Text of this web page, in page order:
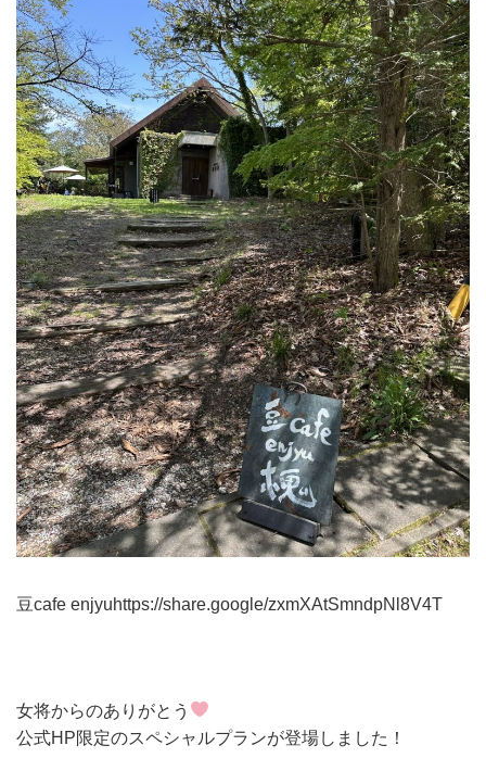
豆cafe enjyuhttps://share.google/zxmXAtSmndpNl8V4T
女将からのありがとう
公式HP限定のスペシャルプランが登場しました！